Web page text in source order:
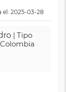
el: 2025-03-28
| Tipo